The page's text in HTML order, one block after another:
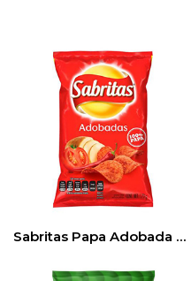
Sabritas Papa Adobada Grande 105gr (3pack)